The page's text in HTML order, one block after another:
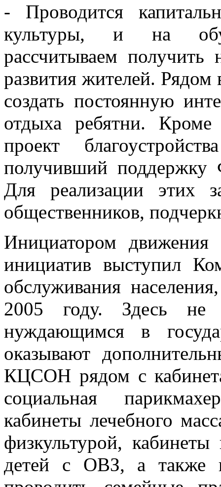
- Проводится
культуры, и на
рассчитываем получить
развития жителей.
создать постоянную
отдыха ребятни.
проект
получивший поддержку
Для реализации этих
общественников,
Инициатором движения
инициатив выступил
обслуживания
2005 году. Здесь не
нуждающимся в
оказывают
КЦСОН рядом с
социальная
кабинеты лечебного
физкультурой,
детей с ОВЗ, а также